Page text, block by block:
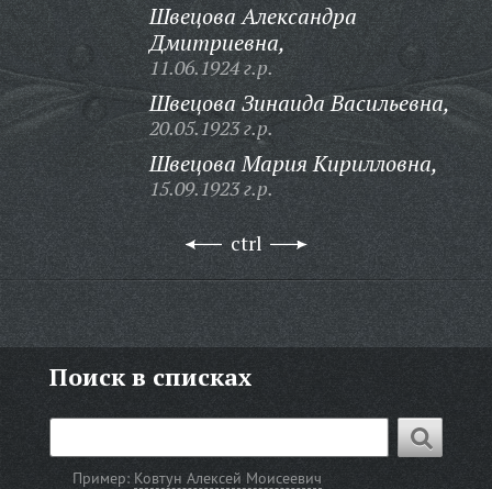
Швецова Александра
Дмитриевна,
11.06.1924 г.р.
Швецова Зинаида Васильевна,
20.05.1923 г.р.
Швецова Мария Кирилловна,
15.09.1923 г.р.
ctrl
Поиск в списках
Пример: Ковтун Алексей Моисеевич